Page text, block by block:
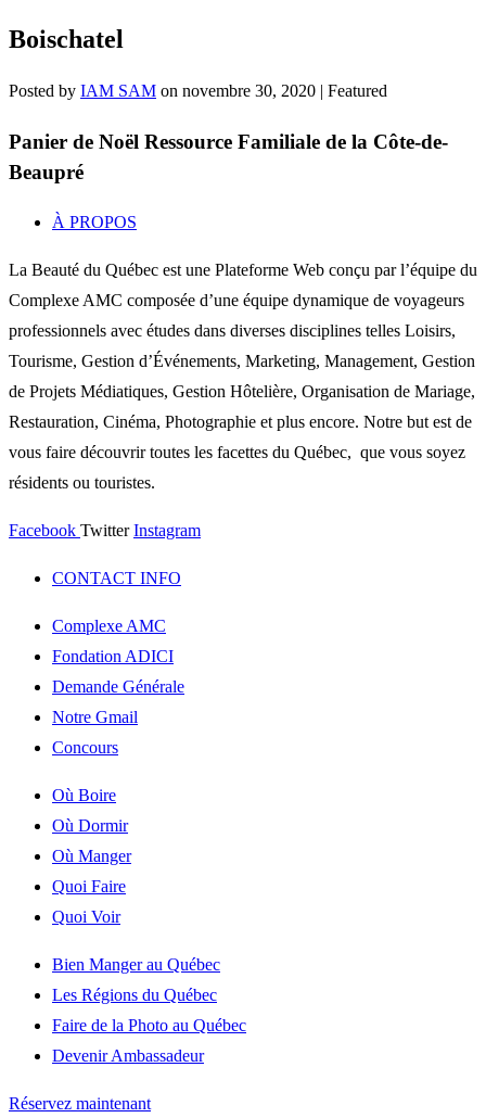
Boischatel
Posted by IAM SAM on novembre 30, 2020 | Featured
Panier de Noël Ressource Familiale de la Côte-de-
Beaupré
À PROPOS
La Beauté du Québec est une Plateforme Web conçu par l’équipe du
Complexe AMC composée d’une équipe dynamique de voyageurs
professionnels avec études dans diverses disciplines telles Loisirs,
Tourisme, Gestion d’Événements, Marketing, Management, Gestion
de Projets Médiatiques, Gestion Hôtelière, Organisation de Mariage,
Restauration, Cinéma, Photographie et plus encore. Notre but est de
vous faire découvrir toutes les facettes du Québec, que vous soyez
résidents ou touristes.
Facebook Twitter Instagram
CONTACT INFO
Complexe AMC
Fondation ADICI
Demande Générale
Notre Gmail
Concours
Où Boire
Où Dormir
Où Manger
Quoi Faire
Quoi Voir
Bien Manger au Québec
Les Régions du Québec
Faire de la Photo au Québec
Devenir Ambassadeur
Réservez maintenant